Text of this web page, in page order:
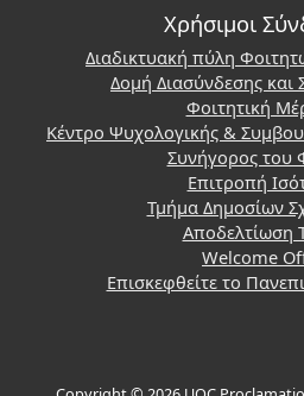
Χρήσιμοι
Διαδικτυακή πύλη
Δομή Διασύνδεσης και
Φοιτητική
Κέντρο Ψυχολογικής &
Συνήγορος του
Επιτροπή
Τμήμα Δημοσίων
Αποδελτίωση
Welcome
Επισκεφθείτε το